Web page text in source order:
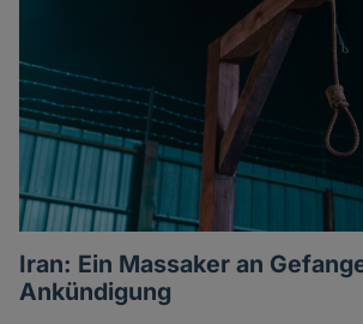
Iran: Ein Massaker an
Ankündigung